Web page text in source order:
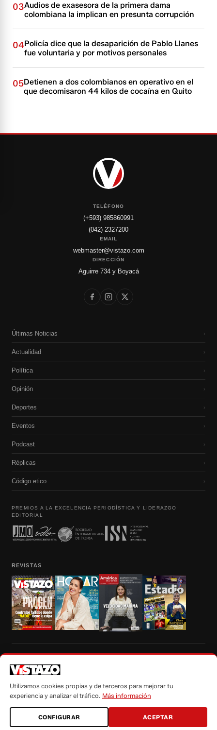
03Audios de exasesora de la primera dama
colombiana la implican en presunta corrupción
04Policía dice que la desaparición de Pablo Llanes
fue voluntaria y por motivos personales
05Detienen a dos colombianos en operativo en el
que decomisaron 44 kilos de cocaína en Quito
TELÉFONO
(+593) 985860991
(042) 2327200
EMAIL
webmaster@vistazo.com
DIRECCIÓN
Aguirre 734 y Boyacá
Últimas Noticias ›
Actualidad ›
Política ›
Opinión ›
Deportes ›
Eventos ›
Podcast ›
Réplicas ›
Código etico ›
PREMIOS A LA EXCELENCIA PERIODÍSTICA Y LIDERAZGO
EDITORIAL
REVISTAS
autorización escrita de su titular, de todos los contenidos de Vistazo.com.
Utilizamos cookies propias y de terceros para mejorar tu
experiencia y analizar el tráfico. Más información
CONFIGURAR ACEPTAR